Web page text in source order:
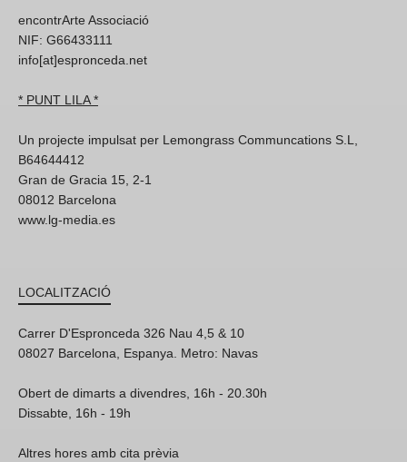
encontrArte Associació
NIF: G66433111
info[at]espronceda.net
* PUNT LILA *
Un projecte impulsat per Lemongrass Communcations S.L,
B64644412
Gran de Gracia 15, 2-1
08012 Barcelona
www.lg-media.es
LOCALITZACIÓ
Carrer D'Espronceda 326 Nau 4,5 & 10
08027 Barcelona, Espanya. Metro: Navas
Obert de dimarts a divendres, 16h - 20.30h
Dissabte, 16h - 19h
Altres hores amb cita prèvia